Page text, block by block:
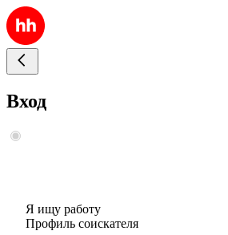
Вход
Я ищу работу
Профиль соискателя